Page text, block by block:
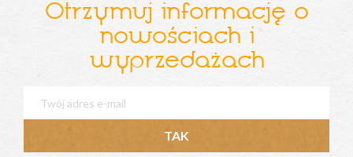
Otrzymuj informację o
nowościach i
wyprzedażach